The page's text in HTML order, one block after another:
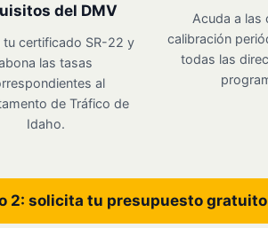
del DMV
tu certificado SR-22 y
las tasas
al
de Tráfico de
Idaho.
Acuda a las
calibración
todas las
2: solicita tu presupuesto gratuito